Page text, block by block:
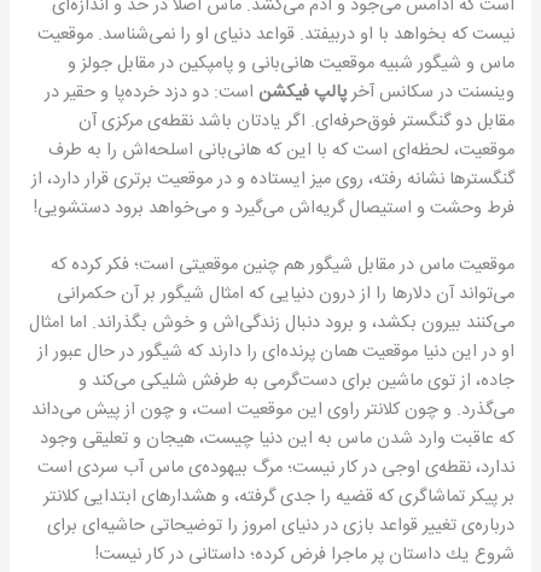
نیست كه بخواهد با او دربیفتد. قواعد دنیای او را نمی‌شناسد. موقعیت
ماس و شیگور شبیه موقعیت هانی‌بانی و پامپكین در مقابل جولز و
وینسنت در سكانس آخرپالپ فیكشن است: دو دزد خرده‌پا و حقیر در
مقابل دو گنگستر فوق‌حرفه‌ای. اگر یادتان باشد نقطه‌ی مركزی آن
موقعیت، لحظه‌ای است كه با این كه هانی‌بانی اسلحه‌اش را به طرف
گنگسترها نشانه رفته، روی میز ایستاده و در موقعیت برتری قرار دارد، از
فرط وحشت و استیصال گریه‌اش می‌گیرد و می‌خواهد برود دستشویی!
موقعیت ماس در مقابل شیگور هم چنین موقعیتی است؛ فكر كرده كه
می‌تواند آن دلارها را از درون دنیایی كه امثال شیگور بر آن حكمرانی
می‌كنند بیرون بكشد، و برود دنبال زندگی‌اش و خوش بگذراند. اما امثال
او در این دنیا موقعیت همان پرنده‌ای را دارند كه شیگور در حال عبور از
جاده، از توی ماشین برای دست‌گرمی به طرفش شلیكی می‌كند و
می‌گذرد. و چون كلانتر راوی این موقعیت است، و چون از پیش می‌داند
كه عاقبت وارد شدن ماس به این دنیا چیست، هیجان و تعلیقی وجود
ندارد، نقطه‌ی اوجی در كار نیست؛ مرگ بیهوده‌ی ماس آب سردی است
بر پیكر تماشاگری كه قضیه را جدی گرفته، و هشدارهای ابتدایی كلانتر
درباره‌ی تغییر قواعد بازی در دنیای امروز را توضیحاتی حاشیه‌ای برای
شروع یك داستان پر ماجرا فرض كرده؛ داستانی در كار نیست!